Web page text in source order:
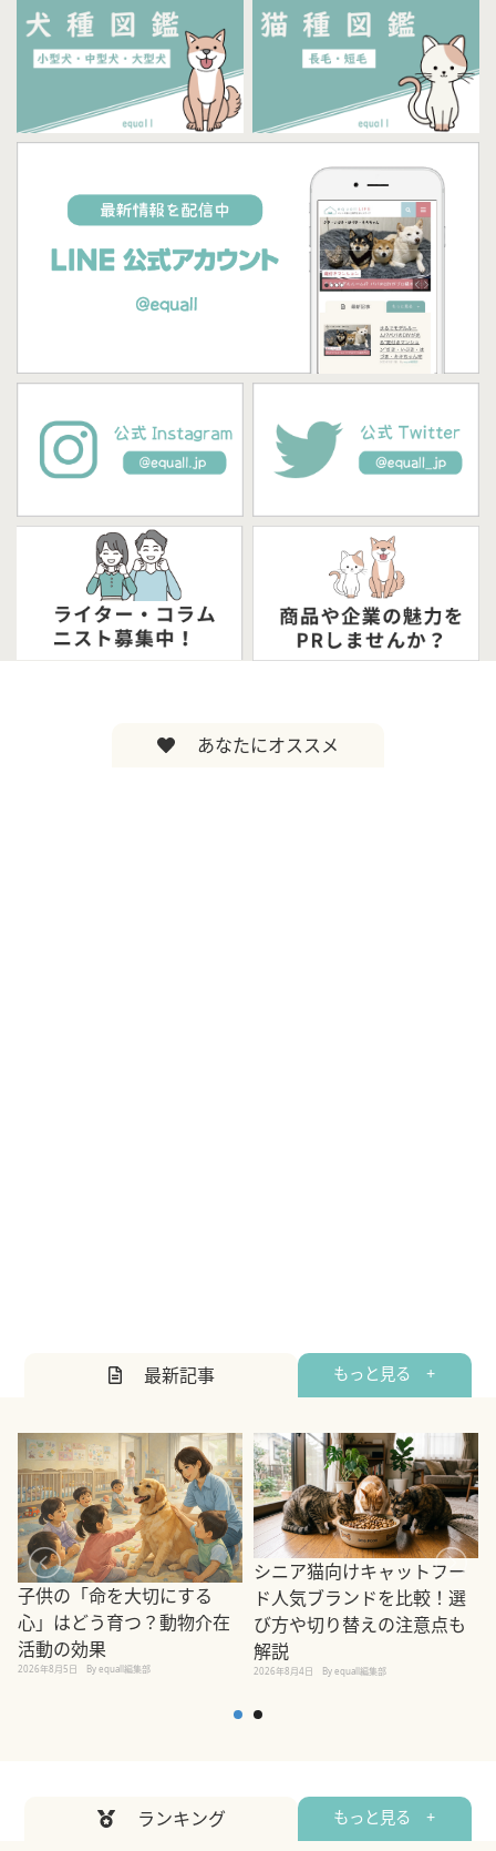
あなたにオススメ
最新記事 もっと見る +
子供の「命を大切にする
心」はどう育つ？動物介在
活動の効果
2026年8月5日 By equall編集部
シニア猫向けキャットフー
ド人気ブランドを比較！選
び方や切り替えの注意点も
解説
2026年8月4日 By equall編集部
ランキング もっと見る +